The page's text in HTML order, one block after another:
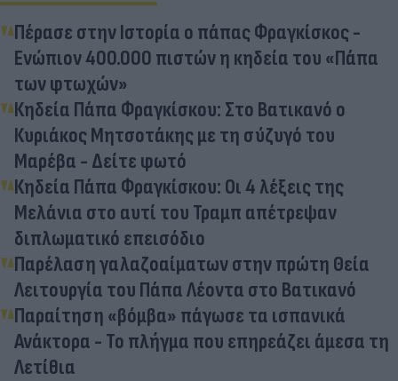
Πέρασε στην Iστορία ο πάπας Φραγκίσκος -
Ενώπιον 400.000 πιστών η κηδεία του «Πάπα
των φτωχών»
Κηδεία Πάπα Φραγκίσκου: Στο Βατικανό ο
Κυριάκος Μητσοτάκης με τη σύζυγό του
Μαρέβα - Δείτε φωτό
Κηδεία Πάπα Φραγκίσκου: Οι 4 λέξεις της
Μελάνια στο αυτί του Τραμπ απέτρεψαν
διπλωματικό επεισόδιο
Παρέλαση γαλαζοαίματων στην πρώτη Θεία
Λειτουργία του Πάπα Λέοντα στο Βατικανό
Παραίτηση «βόμβα» πάγωσε τα ισπανικά
Ανάκτορα - Το πλήγμα που επηρεάζει άμεσα τη
Λετίθια